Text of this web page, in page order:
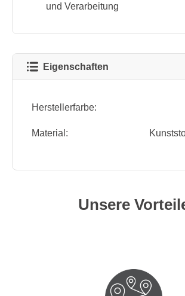
und Verarbeitung
Eigenschaften
Herstellerfarbe:
Material:
Unsere